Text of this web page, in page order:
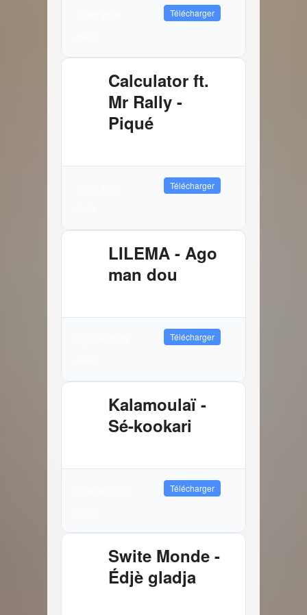
Télécharger
Calculator ft.
Mr Rally -
Piqué
Télécharger
LILEMA - Ago
man dou
Télécharger
Kalamoulaï -
Sé-kookari
Télécharger
Swite Monde -
Édjè gladja